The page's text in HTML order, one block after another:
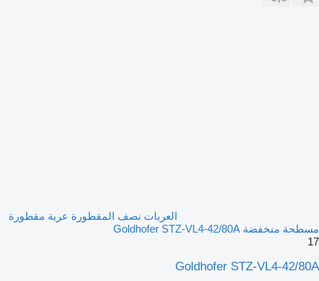
العربات نصف المقطورة عربة مقطورة
مسطحة منخفضة Goldhofer STZ-VL4-42/80A
17
Goldhofer STZ-VL4-42/80A